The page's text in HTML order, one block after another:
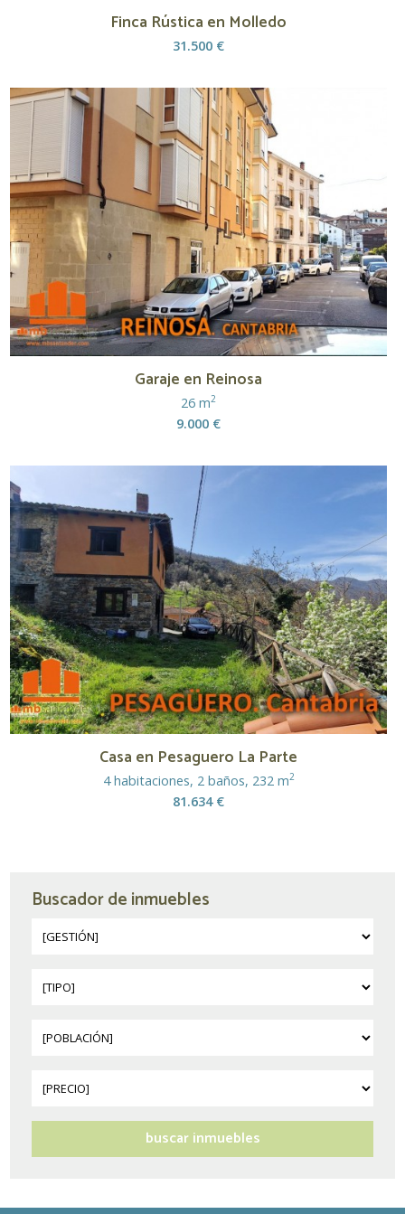
Finca Rústica en Molledo
31.500 €
Garaje en Reinosa
26 m2
9.000 €
Casa en Pesaguero La Parte
4 habitaciones, 2 baños, 232 m2
81.634 €
Buscador de inmuebles